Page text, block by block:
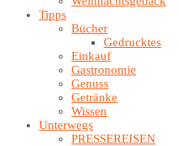
Tipps
Bücher
Gedrucktes
Einkauf
Gastronomie
Genuss
Getränke
Wissen
Unterwegs
PRESSEREISEN